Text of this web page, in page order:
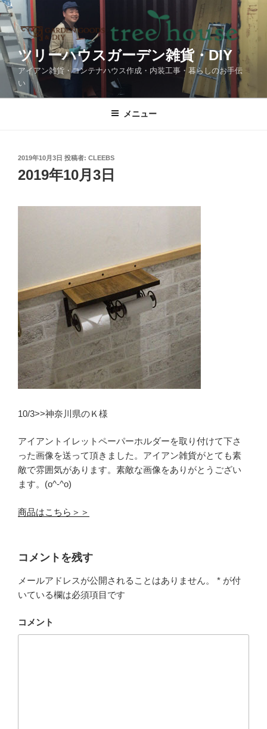
コ
ン
テ
ン
ツ
へ
ツリーハウスガーデン雑貨・DIY
アイアン雑貨・コンテナハウス作成・内装工事・暮らしのお手伝
い
メニュー
投
日:
2019年10月3日 投稿者: CLEEBS
2019年10月3日
10/3>>神奈川県のＫ様
アイアントイレットペーパーホルダーを取り付けて下さ
った画像を送って頂きました。アイアン雑貨がとても素
敵で雰囲気があります。素敵な画像をありがとうござい
ます。(o^-^o)
商品はこちら＞＞
コメントを残す
メールアドレスが公開されることはありません。 * が付
いている欄は必須項目です
コメント